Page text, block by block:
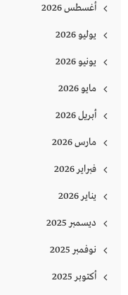
أغسطس 2026
يوليو 2026
يونيو 2026
مايو 2026
أبريل 2026
مارس 2026
فبراير 2026
يناير 2026
ديسمبر 2025
نوفمبر 2025
أكتوبر 2025